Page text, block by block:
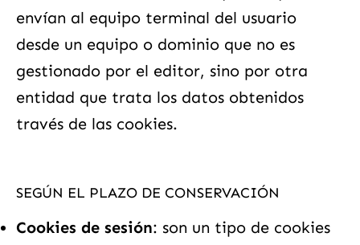
envían al equipo terminal del usuario
desde un equipo o dominio que no es
gestionado por el editor, sino por otra
entidad que trata los datos obtenidos
través de las cookies.
SEGÚN EL PLAZO DE CONSERVACIÓN
Cookies de sesión: son un tipo de cookies